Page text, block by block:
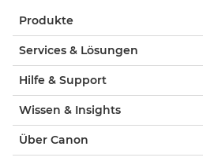
Produkte
Services & Lösungen
Hilfe & Support
Wissen & Insights
Über Canon